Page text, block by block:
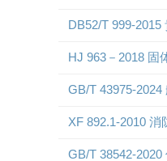
DB52/T 999-
HJ 963－2018 固
GB/T 43975-
XF 892.1-2010
GB/T 38542-